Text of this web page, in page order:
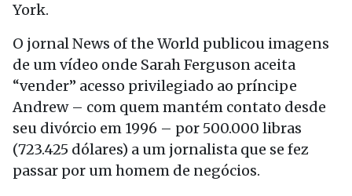
York.
O jornal News of the World publicou imagens
de um vídeo onde Sarah Ferguson aceita
“vender” acesso privilegiado ao príncipe
Andrew – com quem mantém contato desde
seu divórcio em 1996 – por 500.000 libras
(723.425 dólares) a um jornalista que se fez
passar por um homem de negócios.